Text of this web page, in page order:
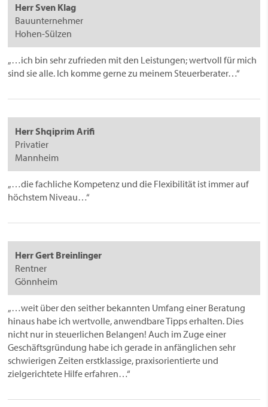
Herr Sven Klag
Bauunternehmer
Hohen-Sülzen
„…ich bin sehr zufrieden mit den Leistungen; wertvoll für mich
sind sie alle. Ich komme gerne zu meinem Steuerberater…“
Herr Shqiprim Arifi
Privatier
Mannheim
„…die fachliche Kompetenz und die Flexibilität ist immer auf
höchstem Niveau…“
Herr Gert Breinlinger
Rentner
Gönnheim
„…weit über den seither bekannten Umfang einer Beratung
hinaus habe ich wertvolle, anwendbare Tipps erhalten. Dies
nicht nur in steuerlichen Belangen! Auch im Zuge einer
Geschäftsgründung habe ich gerade in anfänglichen sehr
schwierigen Zeiten erstklassige, praxisorientierte und
zielgerichtete Hilfe erfahren…“